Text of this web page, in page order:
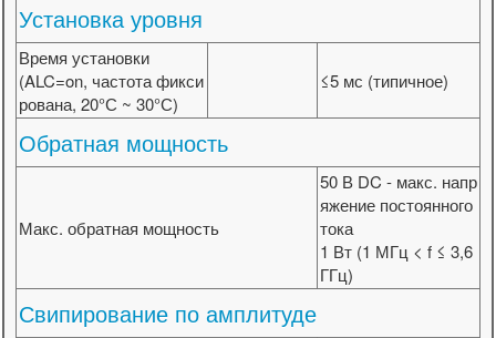
Установка уровня
Время установки
(ALC=on, частота фикси
рована, 20°С ~ 30°С)
≤5 мс (типичное)
Обратная мощность
Макс. обратная мощность
50 В DC - макс. напр
яжение постоянного
тока
1 Вт (1 МГц < f ≤ 3,6
ГГц)
Свипирование по амплитуде